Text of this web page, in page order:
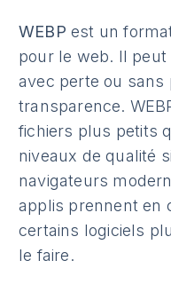
WEBP est un
pour le web. Il
avec perte ou sans
transparence.
fichiers plus petits
niveaux de qualité
navigateurs
applis prennent en
certains logiciels
le faire.